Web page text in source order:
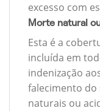
excesso com
Morte natural
Esta é a
incluída em
indenização
falecimento do
naturais ou